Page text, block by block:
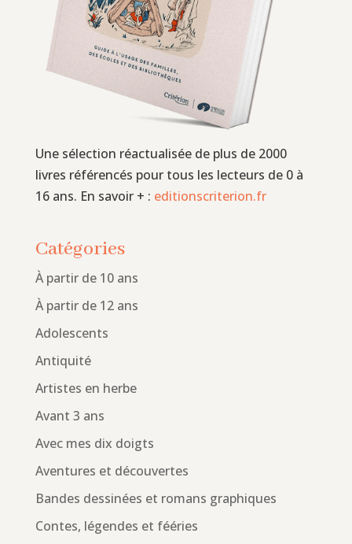
Une sélection réactualisée de plus de 2000
livres référencés pour tous les lecteurs de 0 à
16 ans. En savoir + : editionscriterion.fr
Catégories
À partir de 10 ans
À partir de 12 ans
Adolescents
Antiquité
Artistes en herbe
Avant 3 ans
Avec mes dix doigts
Aventures et découvertes
Bandes dessinées et romans graphiques
Contes, légendes et fééries